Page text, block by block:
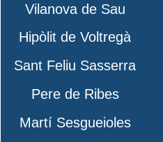
Vilanova de Sau
Hipòlit de Voltregà
Sant Feliu Sasserra
Pere de Ribes
Martí Sesgueioles